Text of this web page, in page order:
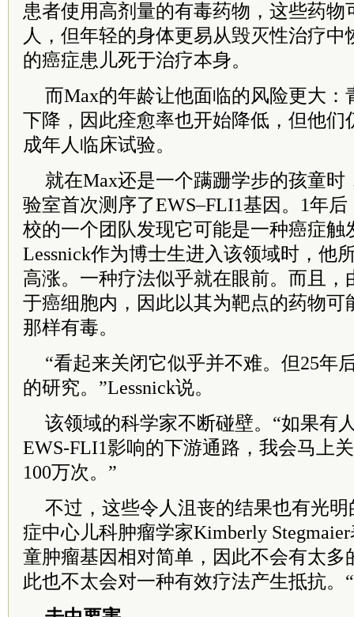
患者使用高剂量的有毒药物，这些药物
人，但年轻的身体更易从毁灭性治疗中
的癌症患儿死于治疗本身。
而Max的年龄让他面临的风险更大：
下降，因此痊愈率也开始降低，但他们
成年人临床试验。
就在Max还是一个蹒跚学步的孩童时
验室首次测序了EWS–FLI1基因。1年
校的一个团队发现它可能是一种癌症触
Lessnick作为博士生进入该领域时，他
高涨。一种疗法似乎就在眼前。而且，
于癌细胞内，因此以其为靶点的药物可
那样有毒。
“看起来关闭它似乎并不难。但25年
的研究。”Lessnick说。
该领域的科学家不断碰壁。“如果有
EWS-FLI1影响的下游通路，我会马上
100万次。”
不过，这些令人沮丧的结果也有光
症中心儿科肿瘤学家Kimberly
童肿瘤基因相对简单，因此不会有太多
此也不太会对一种有效疗法产生抵抗。